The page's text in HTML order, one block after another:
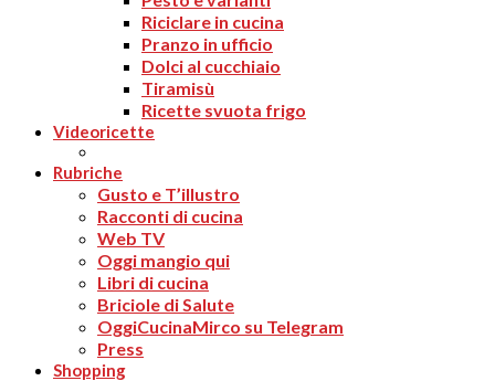
Riciclare in cucina
Pranzo in ufficio
Dolci al cucchiaio
Tiramisù
Ricette svuota frigo
Videoricette
Rubriche
Gusto e T’illustro
Racconti di cucina
Web TV
Oggi mangio qui
Libri di cucina
Briciole di Salute
OggiCucinaMirco su Telegram
Press
Shopping